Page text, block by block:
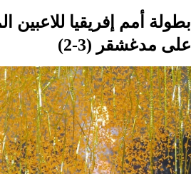
بطولة أمم إفريقيا
على مدغشقر (3-2)